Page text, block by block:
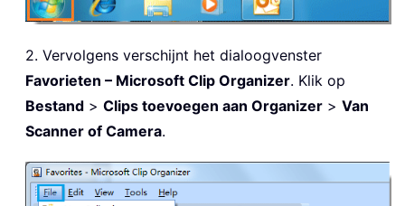
2. Vervolgens verschijnt het dialoogvenster
Favorieten – Microsoft Clip Organizer. Klik op
Bestand > Clips toevoegen aan Organizer > Van
Scanner of Camera.